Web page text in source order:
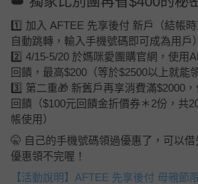
1️⃣ 加入 AFTEE 先享後付 新戶（結帳
自動跳轉，輸入手機號碼即可成為用戶）
2️⃣ 4/15-5/20 於媽咪愛團購官網，使用
回饋，最高$200（等於$2500以上就能
3️⃣ 第二重🎁 新舊戶再享消費滿$2000
回饋（$100元回饋金折價券＊2份，共
帳使用）
🤫 自己的手機號碼領過優惠了，可以借
優惠領不完喔！
【活動說明】AFTEE 先享後付 母親節